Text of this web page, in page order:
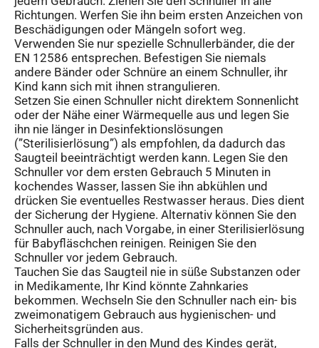
Richtungen. Werfen Sie ihn beim ersten Anzeichen von
Beschädigungen oder Mängeln sofort weg.
Verwenden Sie nur spezielle Schnullerbänder, die der
EN 12586 entsprechen. Befestigen Sie niemals
andere Bänder oder Schnüre an einem Schnuller, ihr
Kind kann sich mit ihnen strangulieren.
Setzen Sie einen Schnuller nicht direktem Sonnenlicht
oder der Nähe einer Wärmequelle aus und legen Sie
ihn nie länger in Desinfektionslösungen
(”Sterilisierlösung”) als empfohlen, da dadurch das
Saugteil beeinträchtigt werden kann. Legen Sie den
Schnuller vor dem ersten Gebrauch 5 Minuten in
kochendes Wasser, lassen Sie ihn abkühlen und
drücken Sie eventuelles Restwasser heraus. Dies dient
der Sicherung der Hygiene. Alternativ können Sie den
Schnuller auch, nach Vorgabe, in einer Sterilisierlösung
für Babyfläschchen reinigen. Reinigen Sie den
Schnuller vor jedem Gebrauch.
Tauchen Sie das Saugteil nie in süße Substanzen oder
in Medikamente, Ihr Kind könnte Zahnkaries
bekommen. Wechseln Sie den Schnuller nach ein- bis
zweimonatigem Gebrauch aus hygienischen- und
Sicherheitsgründen aus.
Falls der Schnuller in den Mund des Kindes gerät,